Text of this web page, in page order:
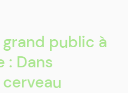
public à
: Dans